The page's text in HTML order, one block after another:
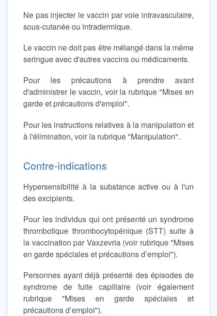
Ne pas injecter le vaccin par voie intravasculaire,
sous-cutanée ou intradermique.
Le vaccin ne doit pas être mélangé dans la même
seringue avec d'autres vaccins ou médicaments.
Pour les précautions à prendre avant
d'administrer le vaccin, voir la rubrique "Mises en
garde et précautions d'emploi".
Pour les instructions relatives à la manipulation et
à l'élimination, voir la rubrique "Manipulation".
Contre-indications
Hypersensibilité à la substance active ou à l'un
des excipients.
Pour les individus qui ont présenté un syndrome
thrombotique thrombocytopénique (STT) suite à
la vaccination par Vaxzevria (voir rubrique "Mises
en garde spéciales et précautions d’emploi").
Personnes ayant déjà présenté des épisodes de
syndrome de fuite capillaire (voir également
rubrique "Mises en garde spéciales et
précautions d’emploi").